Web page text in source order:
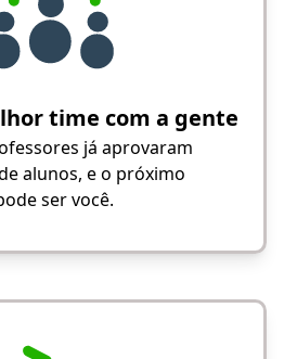
time com a gente
já aprovaram
alunos, e o próximo
ser você.